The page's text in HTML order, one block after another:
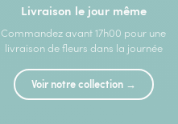
Livraison le jour même
Commandez avant 17h00 pour une
livraison de fleurs dans la journée
Voir notre collection →